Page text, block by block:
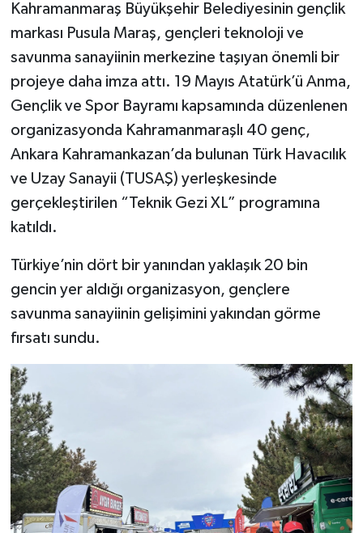
Kahramanmaraş Büyükşehir Belediyesinin gençlik
markası Pusula Maraş, gençleri teknoloji ve
savunma sanayiinin merkezine taşıyan önemli bir
projeye daha imza attı. 19 Mayıs Atatürk’ü Anma,
Gençlik ve Spor Bayramı kapsamında düzenlenen
organizasyonda Kahramanmaraşlı 40 genç,
Ankara Kahramankazan’da bulunan Türk Havacılık
ve Uzay Sanayii (TUSAŞ) yerleşkesinde
gerçekleştirilen “Teknik Gezi XL” programına
katıldı.
Türkiye’nin dört bir yanından yaklaşık 20 bin
gencin yer aldığı organizasyon, gençlere
savunma sanayiinin gelişimini yakından görme
fırsatı sundu.
YEREL YÖNETİM
MEDYA
SEÇİM 2011
BİLİMNET
Yemek
SİVİL TOPLUM
SEÇİM 2014
KİTAP
HEDEF2020
OTOMOBİL